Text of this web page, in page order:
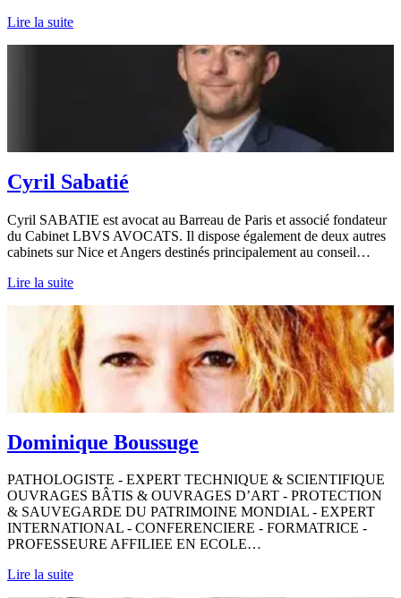
Lire la suite
Cyril Sabatié
Cyril SABATIE est avocat au Barreau de Paris et associé fondateur
du Cabinet LBVS AVOCATS. Il dispose également de deux autres
cabinets sur Nice et Angers destinés principalement au conseil…
Lire la suite
Dominique Boussuge
PATHOLOGISTE - EXPERT TECHNIQUE & SCIENTIFIQUE
OUVRAGES BÂTIS & OUVRAGES D’ART - PROTECTION
& SAUVEGARDE DU PATRIMOINE MONDIAL - EXPERT
INTERNATIONAL - CONFERENCIERE - FORMATRICE -
PROFESSEURE AFFILIEE EN ECOLE…
Lire la suite